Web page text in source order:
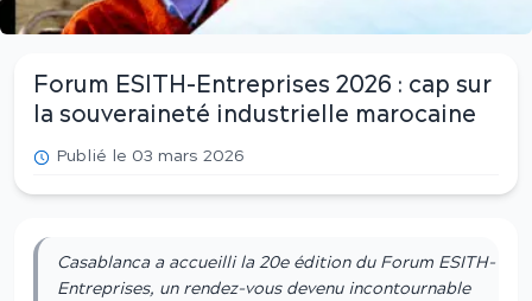
Forum ESITH-Entreprises 2026 : cap sur
la souveraineté industrielle marocaine
Publié le 03 mars 2026
Casablanca a accueilli la 20e édition du Forum ESITH-
Entreprises, un rendez-vous devenu incontournable